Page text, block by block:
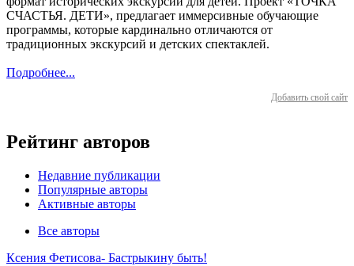
СЧАСТЬЯ. ДЕТИ», предлагает иммерсивные обучающие
программы, которые кардинально отличаются от
традиционных экскурсий и детских спектаклей.
Подробнее...
Добавить свой сайт
Рейтинг авторов
Недавние публикации
Популярные авторы
Активные авторы
Все авторы
Ксения Фетисова- Бастрыкину быть!